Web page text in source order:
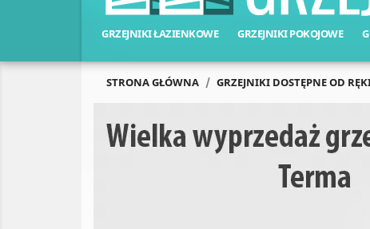
GRZEJNIKI ŁAZIENKOWE GRZEJNIKI POKOJOWE
STRONA GŁÓWNA GRZEJNIKI DOSTĘPNE OD